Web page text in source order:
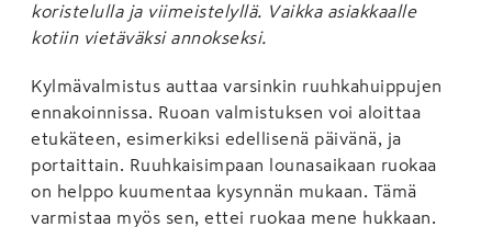
koristelulla ja viimeistelyllä. Vaikka asiakkaalle
kotiin vietäväksi annokseksi.
Kylmävalmistus auttaa varsinkin ruuhkahuippujen
ennakoinnissa. Ruoan valmistuksen voi aloittaa
etukäteen, esimerkiksi edellisenä päivänä, ja
portaittain. Ruuhkaisimpaan lounasaikaan ruokaa
on helppo kuumentaa kysynnän mukaan. Tämä
varmistaa myös sen, ettei ruokaa mene hukkaan.